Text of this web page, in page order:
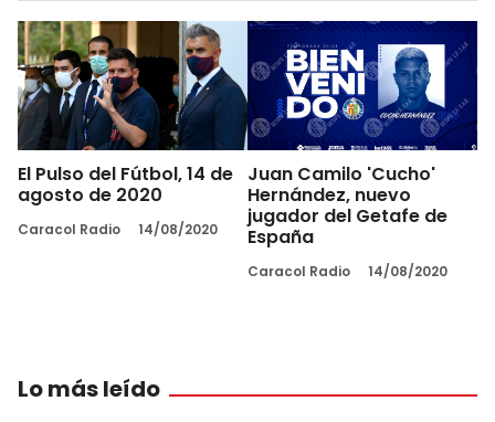
El Pulso del Fútbol, 14 de
agosto de 2020
Caracol Radio 14/08/2020
Juan Camilo 'Cucho'
Hernández, nuevo
jugador del Getafe de
España
Caracol Radio 14/08/2020
Lo más leído